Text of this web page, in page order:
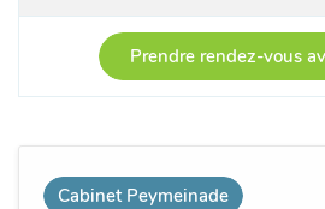
Cabinet Peymeinade
Prendre rendez-vous